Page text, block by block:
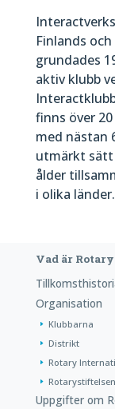
Finlands
grundades
aktiv klubb
finns över
med nästan
utmärkt sätt
ålder
i olika länder.
Vad är Rotary
Organisation
Klubbarna
Distrikt
Rotary
Rotarystiftelsen
Uppgifter om